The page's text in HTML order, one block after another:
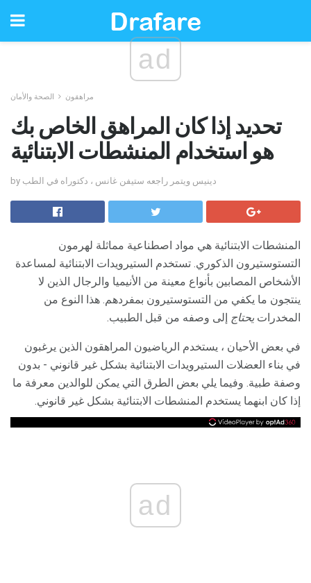
ad
مراهقون الصحة والأمان
تحديد إذا كان المراهق الخاص بك
هو استخدام المنشطات الابتنائية
by دينيس ويتمر راجعه ستيفن غانس ، دكتوراه في الطب
المنشطات الابتنائية هي مواد اصطناعية مماثلة لهرمون
التستوستيرون الذكوري. تستخدم الستيرويدات الابتنائية لمساعدة
الأشخاص المصابين بأنواع معينة من الأنيميا والرجال الذين لا
ينتجون ما يكفي من التستوستيرون بمفردهم. هذا النوع من
المخدرات يحتاج إلى وصفه من قبل الطبيب.
في بعض الأحيان ، يستخدم الرياضيون المراهقون الذين يرغبون
في بناء العضلات الستيرويدات الابتنائية بشكل غير قانوني - بدون
وصفة طبية. وفيما يلي بعض الطرق التي يمكن للوالدين معرفة ما
إذا كان ابنهما يستخدم المنشطات الابتنائية بشكل غير قانوني.
ad